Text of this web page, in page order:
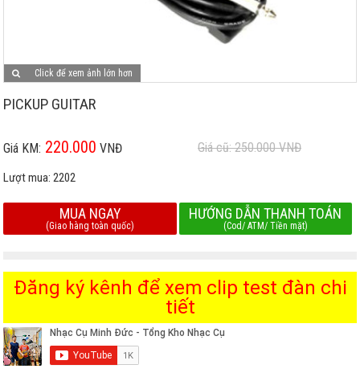
Click để xem ảnh lớn hơn
PICKUP GUITAR
Giá KM: 220.000 VNĐ Giá cũ: 250.000VNĐ
Lượt mua:2202
MUA NGAY
(Giao hàng toàn quốc)
HƯỚNG DẪN THANH TOÁN
(Cod/ ATM/ Tiền mặt)
Đăng ký kênh để xem clip test đàn chi
tiết